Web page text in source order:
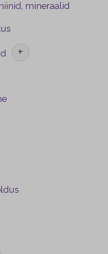
mineraalid
+